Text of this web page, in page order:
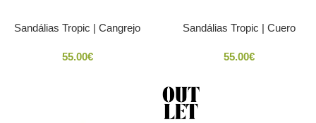
Sandálias Tropic | Cangrejo
55.00€
Sandálias Tropic | Cuero
55.00€